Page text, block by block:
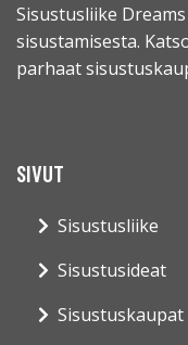
Sisustusliike
sisustamisesta.
parhaat
SIVUT
Sisustusliike
Sisustusideat
Sisustuskaupat